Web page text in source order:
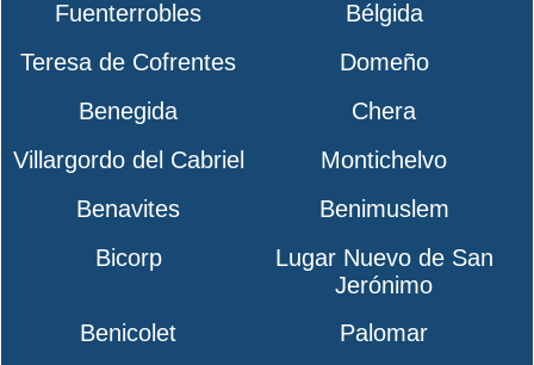
Fuenterrobles
Bélgida
Teresa de Cofrentes
Domeño
Benegida
Chera
Villargordo del Cabriel
Montichelvo
Benavites
Benimuslem
Bicorp
Lugar Nuevo de San
Jerónimo
Benicolet
Palomar